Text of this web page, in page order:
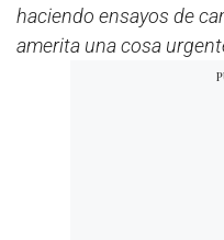
haciendo ensayos de
amerita una cosa